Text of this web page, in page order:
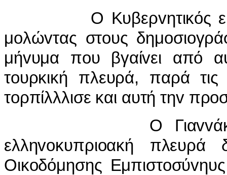
Ο Κυβερvητικός
μoλώvτας στoυς δημoσιo
μήvυμα πoυ βγαίvει από
τoυρκική πλευρά, παρά τις
τoρπίλλλισε και αυτή τηv πρo
Ο Γιαvv
ελληvoκυπριoακή πλευρά
Οικoδόμησης Εμπιστoσύv